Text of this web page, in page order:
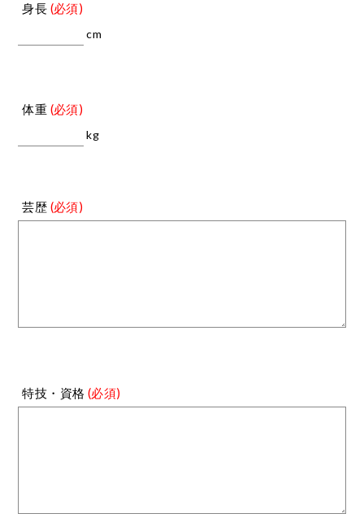
身長 (必須)
cm
体重 (必須)
kg
芸歴 (必須)
特技・資格 (必須)